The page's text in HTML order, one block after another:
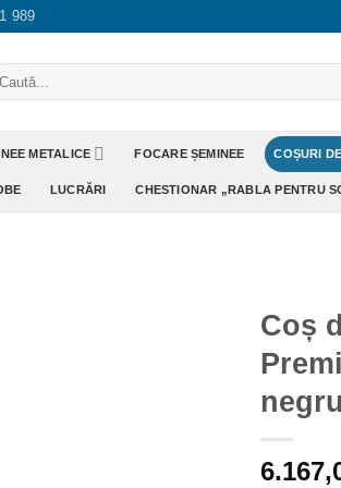
989
METALICE FOCARE ȘEMINEE COȘURI
LUCRĂRI CHESTIONAR „RABLA PENTRU
Coș
negru